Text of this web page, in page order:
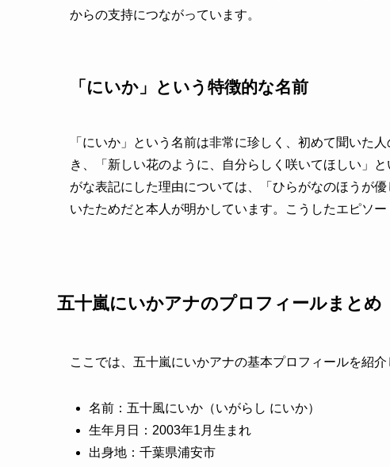
からの支持につながっています。
「にいか」という特徴的な名前
「にいか」という名前は非常に珍しく、初めて聞いた
き、「新しい花のように、自分らしく咲いてほしい」
がな表記にした理由については、「ひらがなのほうが
いたためだと本人が明かしています。こうしたエピソ
五十嵐にいかアナのプロフィールまとめ
ここでは、五十嵐にいかアナの基本プロフィールを紹介
名前：五十風にいか（いがらし にいか）
生年月日：2003年1月生まれ
出身地：千葉県浦安市